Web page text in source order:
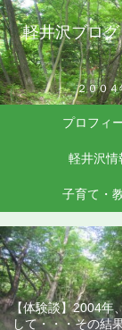
軽井沢ブロ
２００４
プロフィ
軽井沢情
子育て・
【体験談】2004年
して・・・その結